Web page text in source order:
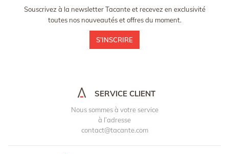
Souscrivez à la newsletter Tacante et recevez en exclusivité
toutes nos nouveautés et offres du moment.
S’INSCRIRE
SERVICE CLIENT
Nous sommes à votre service
à l’adresse
contact@tacante.com